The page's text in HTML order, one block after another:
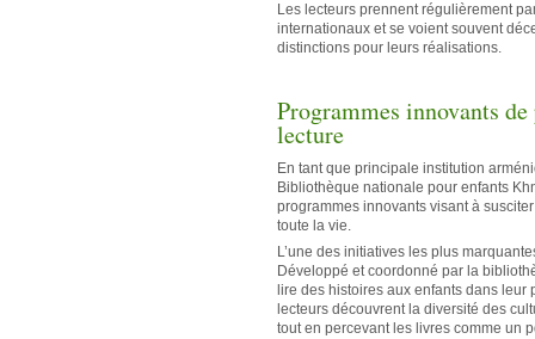
Les lecteurs prennent régulièrement
internationaux et se voient souvent
distinctions pour leurs réalisations.
Programmes innovants
lecture
En tant que principale institution
Bibliothèque nationale pour enfants
programmes innovants visant à
toute la vie.
L’une des initiatives les plus
Développé et coordonné par la
lire des histoires aux enfants dans
lecteurs découvrent la diversité des
tout en percevant les livres comme un